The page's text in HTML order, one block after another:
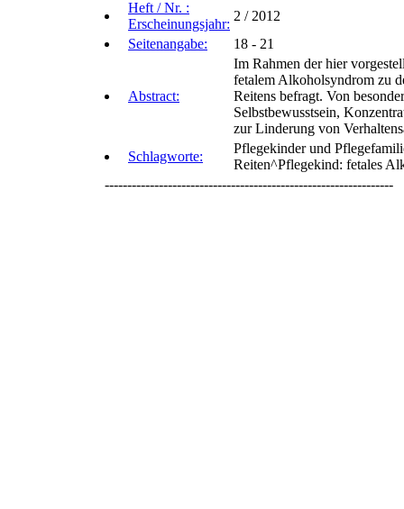
Heft / Nr. :
Erscheinungsjahr:
2 / 2012
Seitenangabe:
18 - 21
Abstract:
Im Rahmen der hier
fetalem Alkoholsyndrom zu
Reitens befragt. Von
Selbstbewusstsein,
zur Linderung von
Schlagworte:
Pflegekinder und
Reiten^Pflegekind: fetales
----------------------------------------------------------------